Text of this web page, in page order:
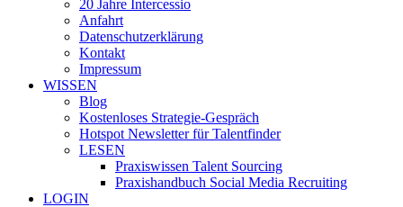
20 Jahre Intercessio
Anfahrt
Datenschutzerklärung
Kontakt
Impressum
WISSEN
Blog
Kostenloses Strategie-Gespräch
Hotspot Newsletter für Talentfinder
LESEN
Praxiswissen Talent Sourcing
Praxishandbuch Social Media Recruiting
LOGIN